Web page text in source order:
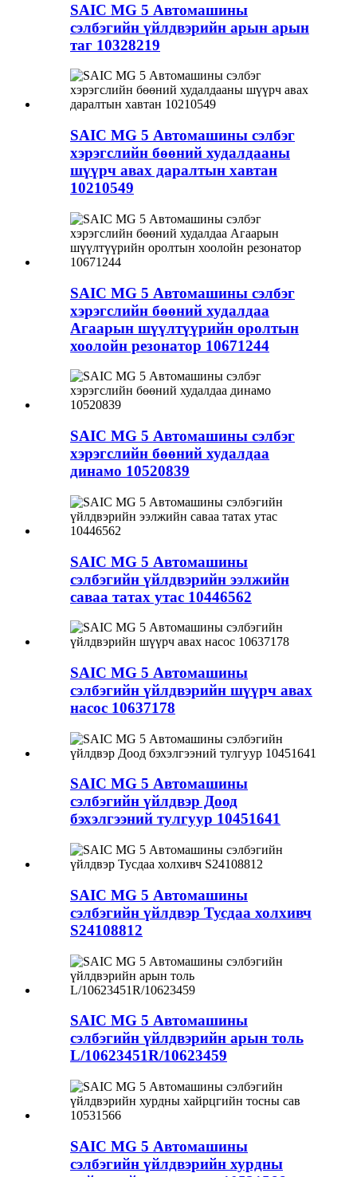
SAIC MG 5 Автомашины
сэлбэгийн үйлдвэрийн арын арын
таг 10328219
SAIC MG 5 Автомашины сэлбэг
хэрэгслийн бөөний худалдааны
шүүрч авах даралтын хавтан
10210549
SAIC MG 5 Автомашины сэлбэг
хэрэгслийн бөөний худалдаа
Агаарын шүүлтүүрийн оролтын
хоолойн резонатор 10671244
SAIC MG 5 Автомашины сэлбэг
хэрэгслийн бөөний худалдаа
динамо 10520839
SAIC MG 5 Автомашины
сэлбэгийн үйлдвэрийн ээлжийн
саваа татах утас 10446562
SAIC MG 5 Автомашины
сэлбэгийн үйлдвэрийн шүүрч авах
насос 10637178
SAIC MG 5 Автомашины
сэлбэгийн үйлдвэр Доод
бэхэлгээний тулгуур 10451641
SAIC MG 5 Автомашины
сэлбэгийн үйлдвэр Тусдаа холхивч
S24108812
SAIC MG 5 Автомашины
сэлбэгийн үйлдвэрийн арын толь
L/10623451R/10623459
SAIC MG 5 Автомашины
сэлбэгийн үйлдвэрийн хурдны